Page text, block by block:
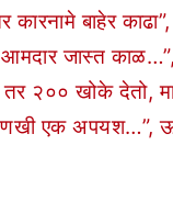
बाहेर
जास्त काळ…”,
२०० खोके देतो,
एक अपयश…”,